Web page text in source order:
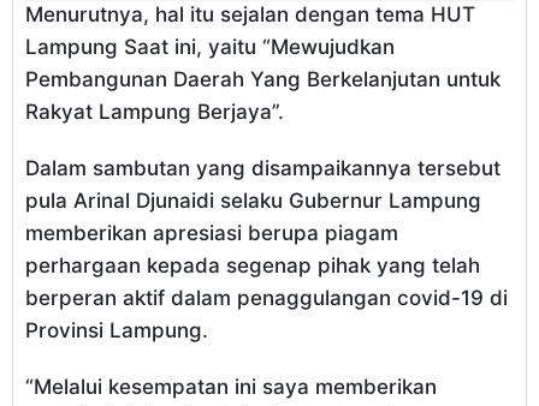
Menurutnya, hal itu sejalan dengan tema HUT
Lampung Saat ini, yaitu “Mewujudkan
Pembangunan Daerah Yang Berkelanjutan untuk
Rakyat Lampung Berjaya”.
Dalam sambutan yang disampaikannya tersebut
pula Arinal Djunaidi selaku Gubernur Lampung
memberikan apresiasi berupa piagam
perhargaan kepada segenap pihak yang telah
berperan aktif dalam penaggulangan covid-19 di
Provinsi Lampung.
“Melalui kesempatan ini saya memberikan